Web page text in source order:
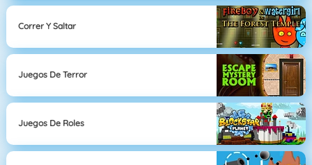
Correr Y Saltar
Juegos De Terror
Juegos De Roles